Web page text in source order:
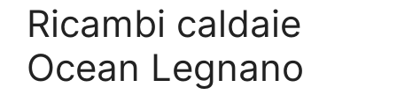
Ricambi caldaie
Ocean Legnano